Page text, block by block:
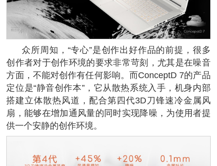
众所周知，“专心”是创作出好作品的前提，很多
创作者对于创作环境的要求非常苛刻，尤其是在噪音
方面，不能对创作有任何影响。而ConceptD 7的产品
定位是“静音创作本”，它从散热系统入手，机身内部
搭建立体散热风道，配合第四代3D刀锋速冷金属风
扇，能够在增加通风量的同时实现降噪，为使用者提
供一个安静的创作环境。